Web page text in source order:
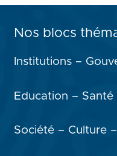
Nos blocs
Institutions –
Education – Santé
Société – Culture